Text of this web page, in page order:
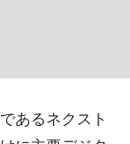
あるネクスト